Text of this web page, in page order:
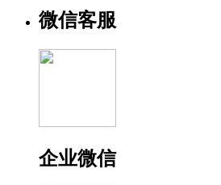
微信客服
企业微信